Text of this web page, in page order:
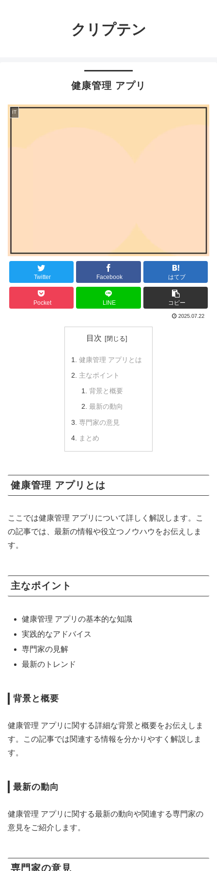
クリプテン
健康管理 アプリ
IT
Twitter Facebook はてブ
Pocket LINE コピー
2025.07.22
目次
健康管理 アプリとは
主なポイント
背景と概要
最新の動向
専門家の意見
まとめ
健康管理 アプリとは
ここでは健康管理 アプリについて詳しく解説します。こ
の記事では、最新の情報や役立つノウハウをお伝えしま
す。
主なポイント
健康管理 アプリの基本的な知識
実践的なアドバイス
専門家の見解
最新のトレンド
背景と概要
健康管理 アプリに関する詳細な背景と概要をお伝えしま
す。この記事では関連する情報を分かりやすく解説しま
す。
最新の動向
健康管理 アプリに関する最新の動向や関連する専門家の
意見をご紹介します。
専門家の意見